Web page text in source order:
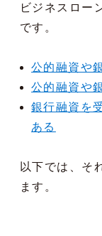
ビジネスロー
です。
公的融資や
公的融資や
銀行融資を
ある
以下では、そ
ます。